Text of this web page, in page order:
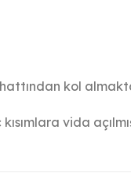
kol
vida